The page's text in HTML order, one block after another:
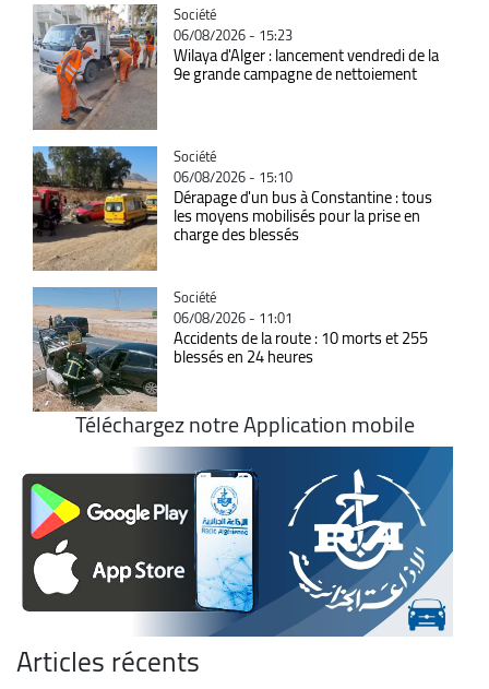
Catégorie
Société
06/08/2026 - 15:23
Wilaya d'Alger : lancement vendredi de la
9e grande campagne de nettoiement
Catégorie
Société
06/08/2026 - 15:10
Dérapage d'un bus à Constantine : tous
les moyens mobilisés pour la prise en
charge des blessés
Catégorie
Société
06/08/2026 - 11:01
Accidents de la route : 10 morts et 255
blessés en 24 heures
Téléchargez notre Application mobile
Articles récents